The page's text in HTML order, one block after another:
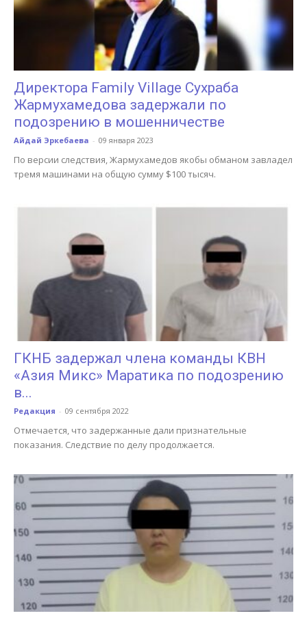
Директора Family Village Сухраба
Жармухамедова задержали по
подозрению в мошенничестве
Айдай Эркебаева - 09 января 2023
По версии следствия, Жармухамедов якобы обманом завладел
тремя машинами на общую сумму $100 тысяч.
ГКНБ задержал члена команды КВН
«Азия Микс» Маратика по подозрению
в...
Редакция - 09 сентября 2022
Отмечается, что задержанные дали признательные
показания. Следствие по делу продолжается.